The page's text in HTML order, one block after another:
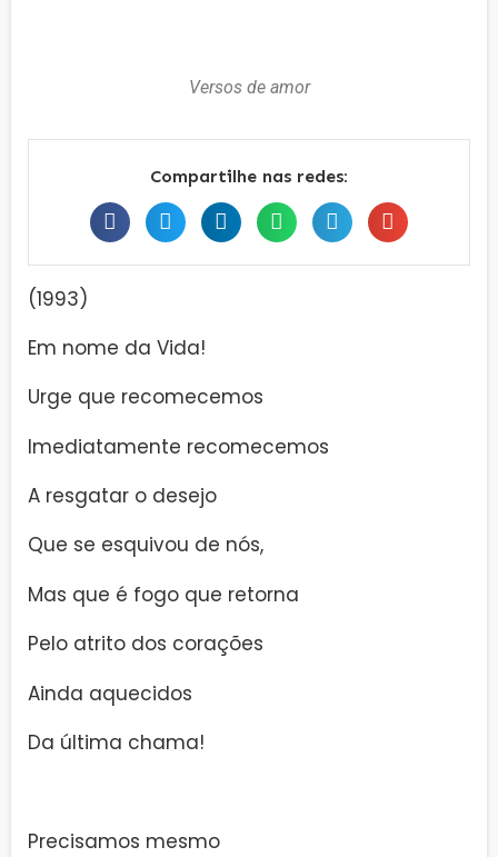
Versos de amor
Compartilhe nas redes:
(1993)
Em nome da Vida!
Urge que recomecemos
Imediatamente recomecemos
A resgatar o desejo
Que se esquivou de nós,
Mas que é fogo que retorna
Pelo atrito dos corações
Ainda aquecidos
Da última chama!
Precisamos mesmo